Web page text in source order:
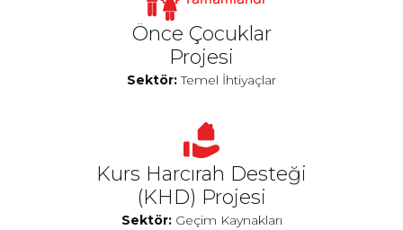
Önce Çocuklar
Projesi
Sektör:Temel İhtiyaçlar
Kurs Harcırah Desteği
(KHD) Projesi
Sektör:Geçim Kaynakları